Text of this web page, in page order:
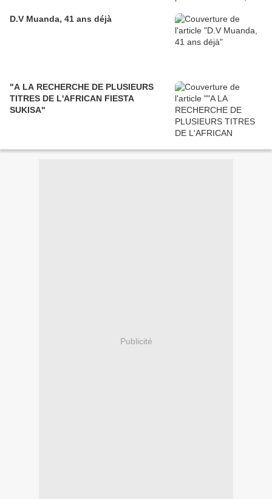
D.V Muanda, 41 ans déjà
"A LA RECHERCHE DE PLUSIEURS
TITRES DE L'AFRICAN FIESTA
SUKISA"
Publicité